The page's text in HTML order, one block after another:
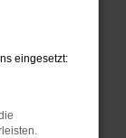
deine
eingesetzt: